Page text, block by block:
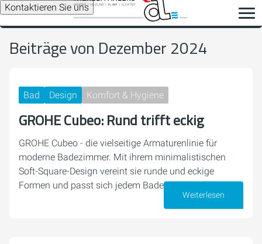
Kontaktieren Sie uns
Beiträge von Dezember 2024
Bad Design Komfort & Hygiene
GROHE Cubeo: Rund trifft eckig
GROHE Cubeo - die vielseitige Armaturenlinie für
moderne Badezimmer. Mit ihrem minimalistischen
Soft-Square-Design vereint sie runde und eckige
Formen und passt sich jedem Badezimmerstil an.
Weiterlesen